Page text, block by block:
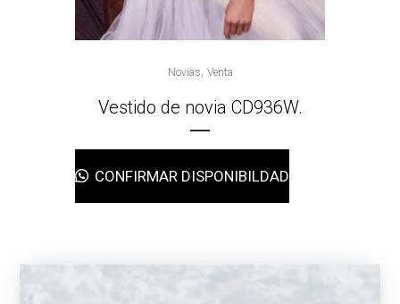
Novias, Venta
Vestido de novia CD936W.
CONFIRMAR DISPONIBILDAD